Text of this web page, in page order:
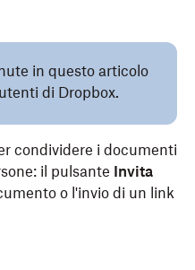
in questo articolo
di Dropbox.
condividere i documenti
il pulsante Invita
o l'invio di un link